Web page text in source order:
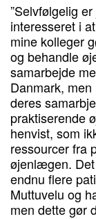
”Selvfølgelig
interesseret i
mine kolleger
og behandle
samarbejde
Danmark,
deres
praktiserende
henvist, som
ressourcer fra
øjenlægen.
endnu flere
Muttuvelu og
men dette gør